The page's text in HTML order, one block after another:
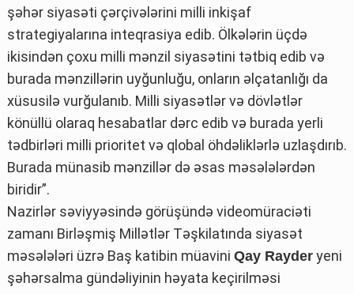
şəhər siyasəti çərçivələrini milli inkişaf
strategiyalarına inteqrasiya edib. Ölkələrin üçdə
ikisindən çoxu milli mənzil siyasətini tətbiq edib və
burada mənzillərin uyğunluğu, onların əlçatanlığı da
xüsusilə vurğulanıb. Milli siyasətlər və dövlətlər
könüllü olaraq hesabatlar dərc edib və burada yerli
tədbirləri milli prioritet və qlobal öhdəliklərlə uzlaşdırıb.
Burada münasib mənzillər də əsas məsələlərdən
biridir”.
Nazirlər səviyyəsində görüşündə videomüraciəti
zamanı Birləşmiş Millətlər Təşkilatında siyasət
məsələləri üzrə Baş katibin müavini Qay Rayder yeni
şəhərsalma gündəliyinin həyata keçirilməsi